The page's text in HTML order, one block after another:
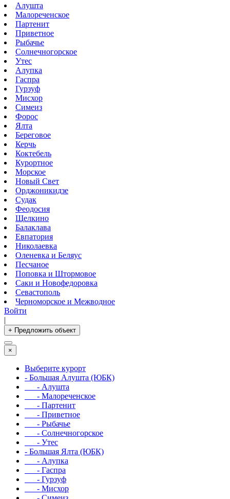
Алушта
Малореченское
Партенит
Приветное
Рыбачье
Солнечногорское
Утес
Алупка
Гаспра
Гурзуф
Мисхор
Симеиз
Форос
Ялта
Береговое
Керчь
Коктебель
Курортное
Морское
Новый Свет
Орджоникидзе
Судак
Феодосия
Щелкино
Балаклава
Евпатория
Николаевка
Оленевка и Беляус
Песчаное
Поповка и Штормовое
Саки и Новофедоровка
Севастополь
Черноморское и Межводное
Войти
|
+ Предложить объект
×
Выберите курорт
- Большая Алушта (ЮБК)
- Алушта
- Малореченское
- Партенит
- Приветное
- Рыбачье
- Солнечногорское
- Утес
- Большая Ялта (ЮБК)
- Алупка
- Гаспра
- Гурзуф
- Мисхор